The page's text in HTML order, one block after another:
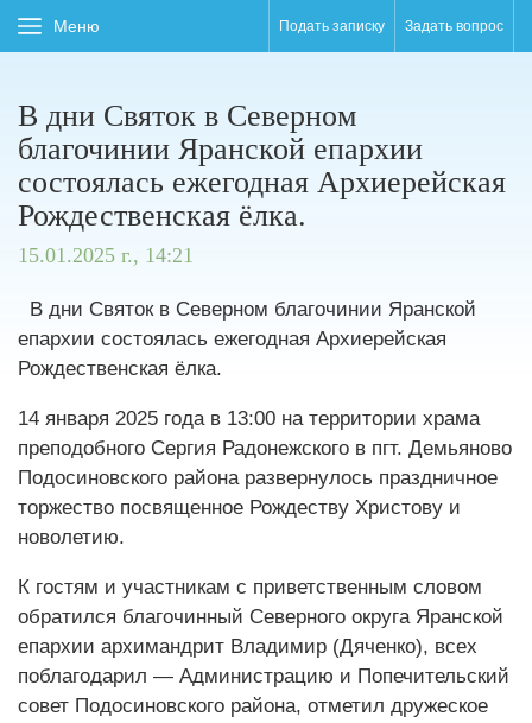
Меню Подать записку Задать вопрос
В дни Святок в Северном
благочинии Яранской епархии
состоялась ежегодная Архиерейская
Рождественская ёлка.
15.01.2025 г., 14:21
В дни Святок в Северном благочинии Яранской
епархии состоялась ежегодная Архиерейская
Рождественская ёлка.
14 января 2025 года в 13:00 на территории храма
преподобного Сергия Радонежского в пгт. Демьяново
Подосиновского района развернулось праздничное
торжество посвященное Рождеству Христову и
новолетию.
К гостям и участникам с приветственным словом
обратился благочинный Северного округа Яранской
епархии архимандрит Владимир (Дяченко), всех
поблагодарил — Администрацию и Попечительский
совет Подосиновского района, отметил дружеское